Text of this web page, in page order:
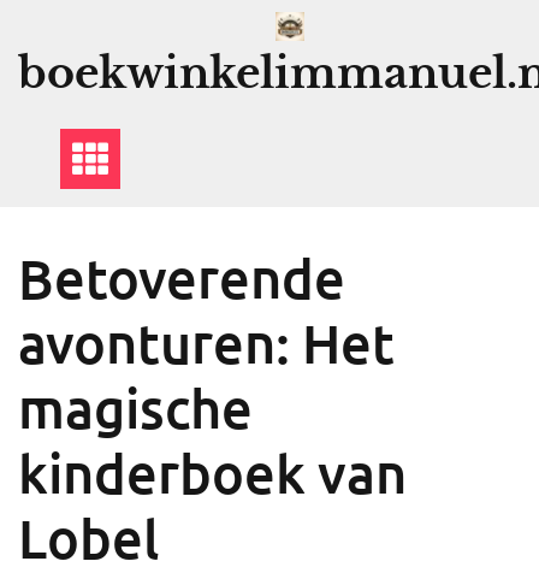
Betoverende
avonturen: Het
magische
kinderboek van
Lobel